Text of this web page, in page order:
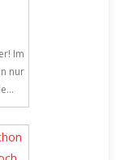
Im
nur